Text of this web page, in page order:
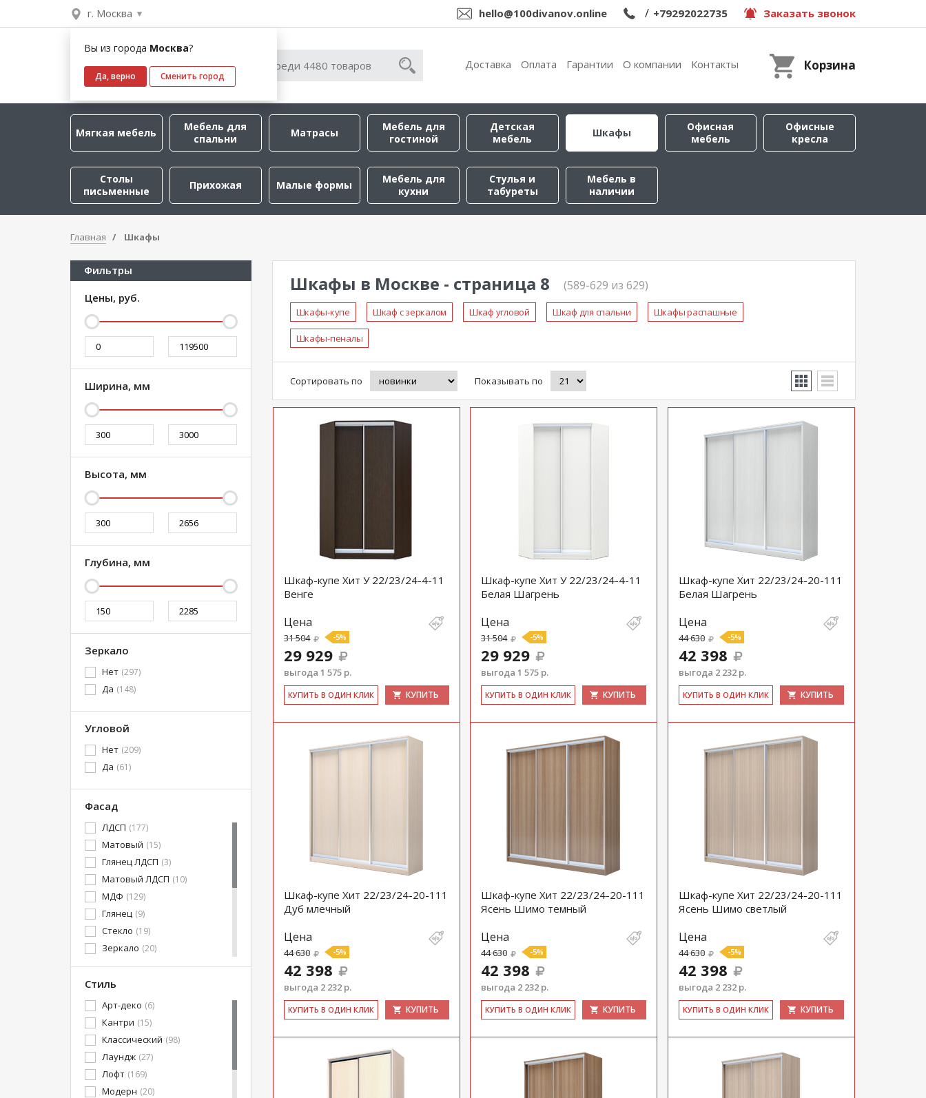
г. Москва
Вы из города Москва?
Да, верно Сменить город
hello@100divanov.online / +79292022735 Заказать звонок
Доставка Оплата Гарантии О компании Контакты Корзина
Мягкая мебель
Мебель для
спальни
Матрасы
Мебель для
гостиной
Детская
мебель
Шкафы
Офисная
мебель
Офисные
кресла
Столы
письменные
Прихожая Малые формы
Мебель для
кухни
Стулья и
табуреты
Мебель в
наличии
Главная Шкафы
Шкафы в Москве - страница 8 (589-629 из 629)
Шкафы-купе Шкаф с зеркалом Шкаф угловой Шкаф для спальни Шкафы распашные
Шкафы-пеналы
Сортировать по Показывать по
Шкаф-купе Хит У 22/23/24-4-11
Венге
Цена
31 504 -5%
29 929
выгода 1 575 р.
КУ­ПИТЬ В ОДИН КЛИК КУПИТЬ
Шкаф-купе Хит У 22/23/24-4-11
Белая Шагрень
Цена
31 504 -5%
29 929
выгода 1 575 р.
КУ­ПИТЬ В ОДИН КЛИК КУПИТЬ
Шкаф-купе Хит 22/23/24-20-111
Белая Шагрень
Цена
44 630 -5%
42 398
выгода 2 232 р.
КУ­ПИТЬ В ОДИН КЛИК КУПИТЬ
Шкаф-купе Хит 22/23/24-20-111
Дуб млечный
Цена
44 630 -5%
42 398
выгода 2 232 р.
КУ­ПИТЬ В ОДИН КЛИК КУПИТЬ
Шкаф-купе Хит 22/23/24-20-111
Ясень Шимо темный
Цена
44 630 -5%
42 398
выгода 2 232 р.
КУ­ПИТЬ В ОДИН КЛИК КУПИТЬ
Шкаф-купе Хит 22/23/24-20-111
Ясень Шимо светлый
Цена
44 630 -5%
42 398
выгода 2 232 р.
КУ­ПИТЬ В ОДИН КЛИК КУПИТЬ
Фильтры
Цены, руб.
Ширина, мм
Высота, мм
Глубина, мм
Зеркало
Нет (297)
Да (148)
Угловой
Нет (209)
Да (61)
Фасад
ЛДСП (177)
Матовый (15)
Глянец ЛДСП (3)
Матовый ЛДСП (10)
МДФ (129)
Глянец (9)
Стекло (19)
Зеркало (20)
Фотопечать(2)
ЛДСП+стекло
ЛДСП+зеркало
Стекло+зеркало
МДФ+Зеркало(1)
МДФ+стекло
ЛДСП/МДФ
МДФ эмаль
Стиль
Арт-деко (6)
Кантри (15)
Классический (98)
Лаундж (27)
Лофт (169)
Модерн (20)